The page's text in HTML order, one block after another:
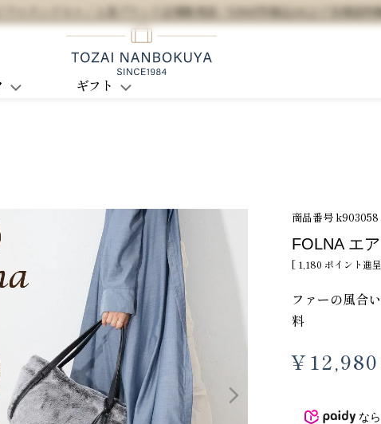
ナルランドセル / 人気ブランド正規販売店 / 5,500円(税込)以上で全国送料
ギフト
3 4
商品番号 k903058
FOLNA エ
[ 1,180 ポイント進
ファーの風合
料
¥12,980
なら